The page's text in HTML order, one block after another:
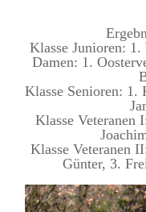
Klasse Junioren:
Damen: 1.
Klasse Senioren: 1.
Klasse
Klasse Veteranen
Günter, 3.